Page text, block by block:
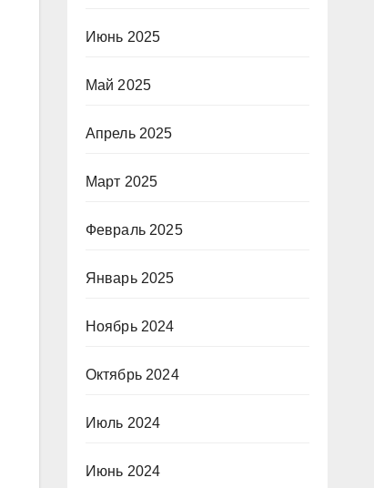
Июнь 2025
Май 2025
Апрель 2025
Март 2025
Февраль 2025
Январь 2025
Ноябрь 2024
Октябрь 2024
Июль 2024
Июнь 2024